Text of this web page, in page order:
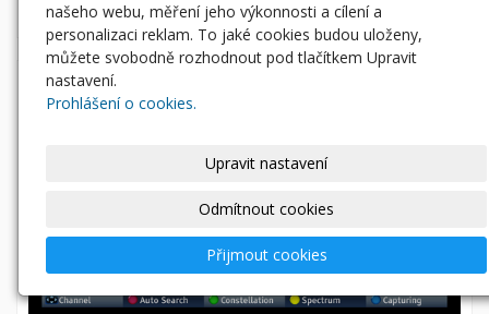
našeho webu, měření jeho výkonnosti a cílení a
personalizaci reklam. To jaké cookies budou uloženy,
můžete svobodně rozhodnout pod tlačítkem Upravit
nastavení.
Prohlášení o cookies.
Upravit nastavení
Odmítnout cookies
Přijmout cookies